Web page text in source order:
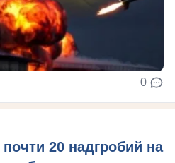
0
20 надгробий на